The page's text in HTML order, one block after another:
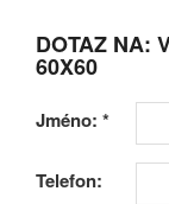
DOTAZ NA:
60X60
Jméno: *
Telefon: